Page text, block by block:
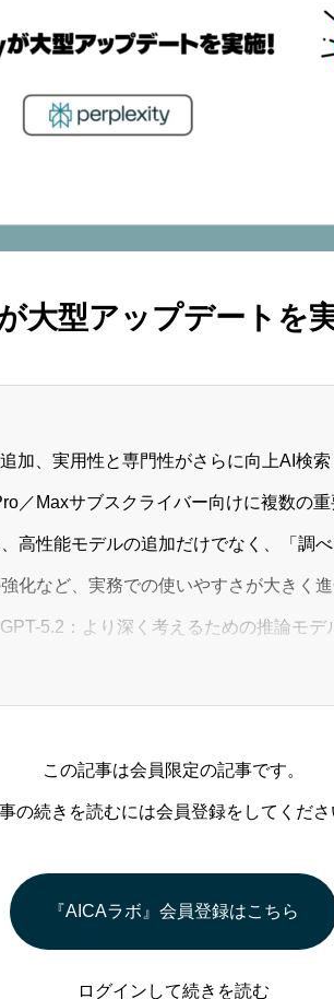
大型アップデートを実
加、実用性と専門性がさらに向上AI検
／Maxサブスクライバー向けに複数の
高性能モデルの追加だけでなく、「調
化など、実務での使いやすさが大きく
5.2：より深く考えるための推論モデ
この記事は会員限定の記事です。
の続きを読むには会員登録をしてくださ
『AICAラボ』会員登録はこちら
ログインして続きを読む